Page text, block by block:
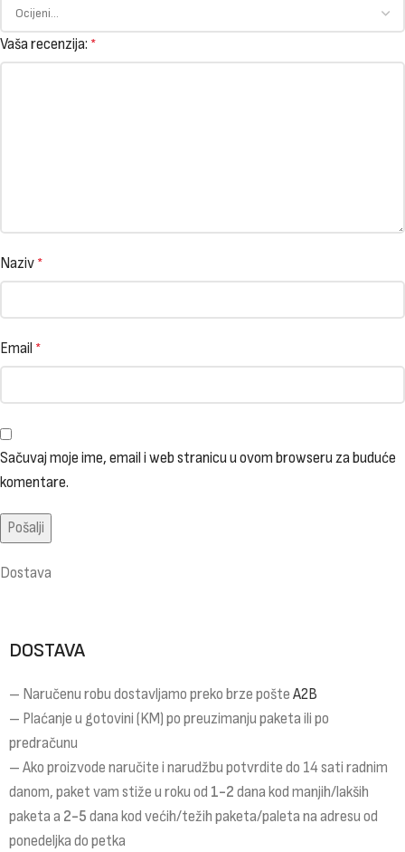
Vaša recenzija: *
Naziv *
Email *
Sačuvaj moje ime, email i web stranicu u ovom browseru za buduće
komentare.
Dostava
DOSTAVA
– Naručenu robu dostavljamo preko brze pošte A2B
– Plaćanje u gotovini (KM) po preuzimanju paketa ili po
predračunu
– Ako proizvode naručite i narudžbu potvrdite do 14 sati radnim
danom, paket vam stiže u roku od 1-2 dana kod manjih/lakših
paketa a 2-5 dana kod većih/težih paketa/paleta na adresu od
ponedeljka do petka